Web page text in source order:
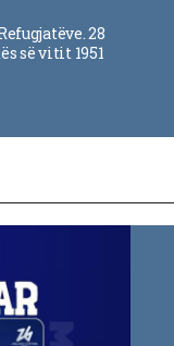
28
së vitit 1951